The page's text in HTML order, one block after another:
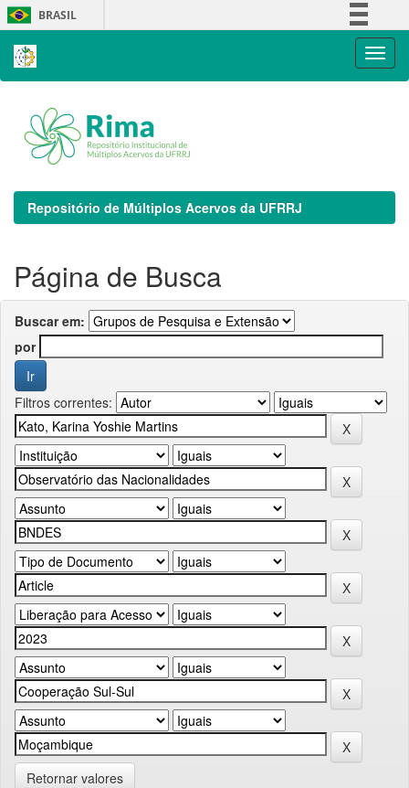
Skip
navigation
BRASIL
Repositório de Múltiplos Acervos da UFRRJ
Página de Busca
Buscar em:
por
Filtros correntes:
Retornar valores